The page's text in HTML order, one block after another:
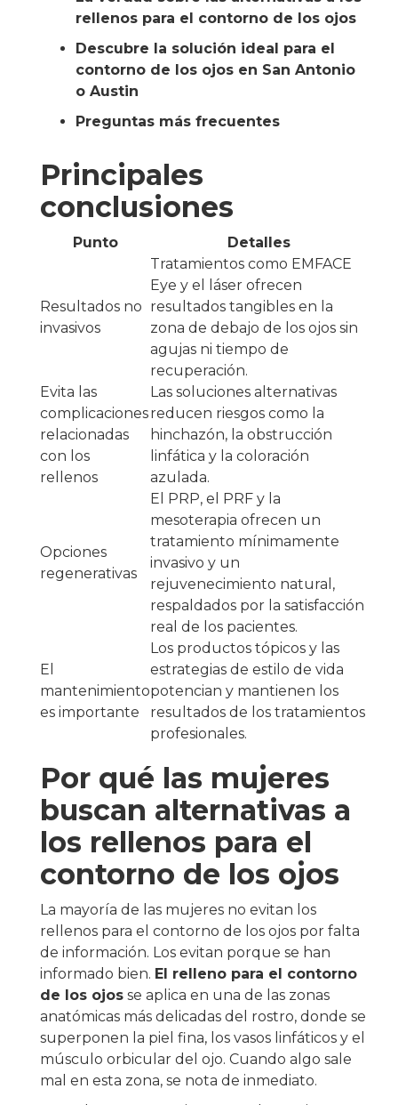
rellenos para el contorno de los ojos
Descubre la solución ideal para el
contorno de los ojos en San Antonio
o Austin
Preguntas más frecuentes
Principales
conclusiones
Punto Detalles
Resultados no
invasivos
Tratamientos como EMFACE
Eye y el láser ofrecen
resultados tangibles en la
zona de debajo de los ojos sin
agujas ni tiempo de
recuperación.
Evita las
complicaciones
relacionadas
con los
rellenos
Las soluciones alternativas
reducen riesgos como la
hinchazón, la obstrucción
linfática y la coloración
azulada.
Opciones
regenerativas
El PRP, el PRF y la
mesoterapia ofrecen un
tratamiento mínimamente
invasivo y un
rejuvenecimiento natural,
respaldados por la satisfacción
real de los pacientes.
El
mantenimiento
es importante
Los productos tópicos y las
estrategias de estilo de vida
potencian y mantienen los
resultados de los tratamientos
profesionales.
Por qué las mujeres
buscan alternativas a
los rellenos para el
contorno de los ojos
La mayoría de las mujeres no evitan los
rellenos para el contorno de los ojos por falta
de información. Los evitan porque se han
informado bien. El relleno para el contorno
de los ojos se aplica en una de las zonas
anatómicas más delicadas del rostro, donde se
superponen la piel fina, los vasos linfáticos y el
músculo orbicular del ojo. Cuando algo sale
mal en esta zona, se nota de inmediato.